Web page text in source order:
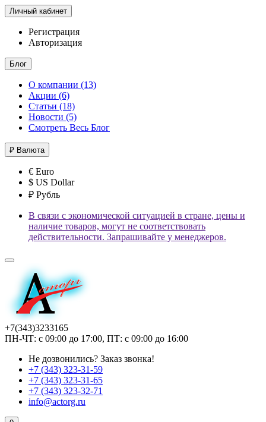
Личный кабинет
Регистрация
Авторизация
Блог
О компании (13)
Акции (6)
Статьи (18)
Новости (5)
Смотреть Весь Блог
₽ Валюта
€ Euro
$ US Dollar
₽ Рубль
В связи с экономической ситуацией в стране, цены и
наличие товаров, могут не соответствовать
действительности. Запрашивайте у менеджеров.
+7(343)3233165
ПН-ЧТ: с 09:00 до 17:00, ПТ: с 09:00 до 16:00
Не дозвонились? Заказ звонка!
+7 (343) 323-31-59
+7 (343) 323-31-65
+7 (343) 323-32-71
info@actorg.ru